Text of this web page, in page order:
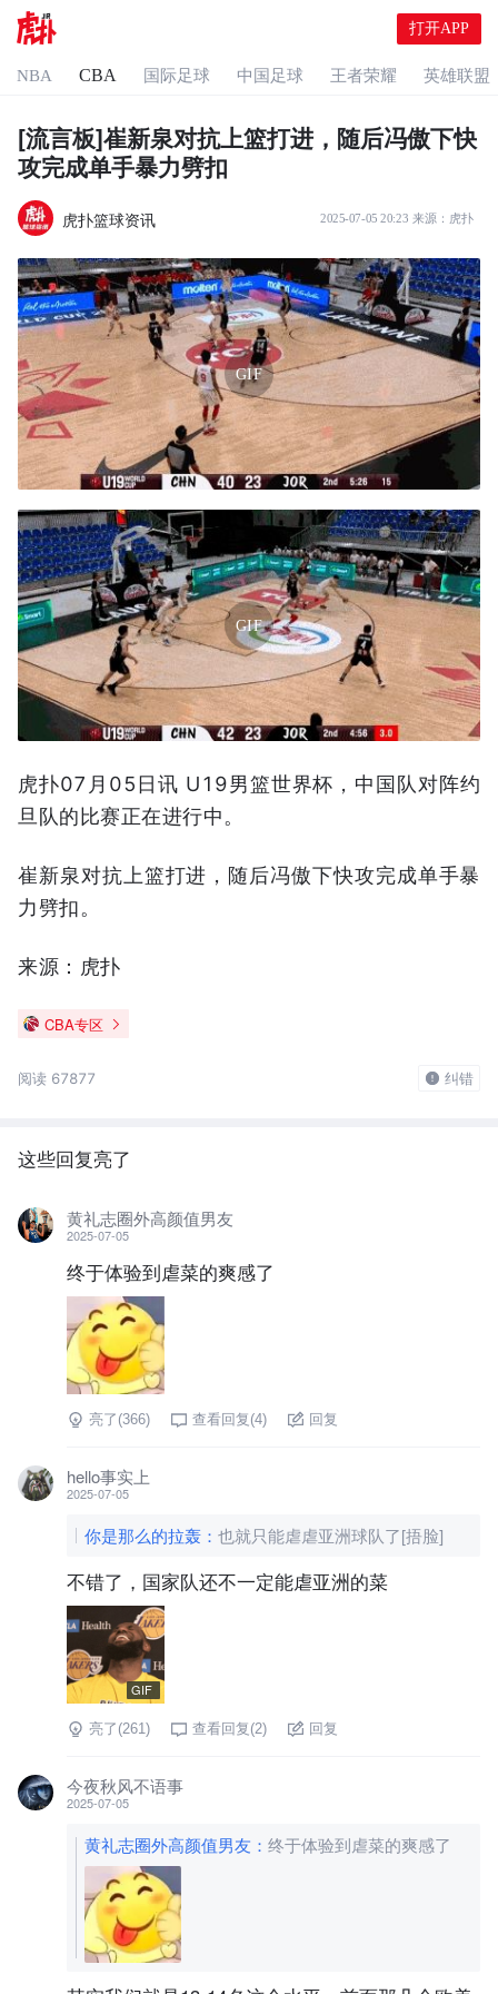
打开APP
NBA CBA 国际足球 中国足球 王者荣耀 英雄联盟
[流言板]崔新泉对抗上篮打进，随后冯傲下快
攻完成单手暴力劈扣
虎扑篮球资讯 2025-07-05 20:23 来源： 虎扑
GIF
GIF
虎扑07月05日讯 U19男篮世界杯，中国队对阵约
旦队的比赛正在进行中。
崔新泉对抗上篮打进，随后冯傲下快攻完成单手暴
力劈扣。
来源：虎扑
CBA专区
阅读 67877 纠错
这些回复亮了
黄礼志圈外高颜值男友
2025-07-05
终于体验到虐菜的爽感了
亮了(366) 查看回复(4) 回复
hello事实上
2025-07-05
你是那么的拉轰 ： 也就只能虐虐亚洲球队了[捂脸]
不错了，国家队还不一定能虐亚洲的菜
GIF
亮了(261) 查看回复(2) 回复
今夜秋风不语事
2025-07-05
黄礼志圈外高颜值男友 ： 终于体验到虐菜的爽感了